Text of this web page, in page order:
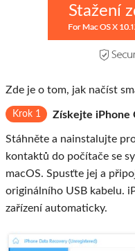
Stažení
Zde je o tom, jak načíst
Krok 1 Získejte iPhone
Stáhněte a nainstalujte
kontaktů do počítače se
macOS. Spusťte jej a
originálního USB kabelu.
zařízení automaticky.